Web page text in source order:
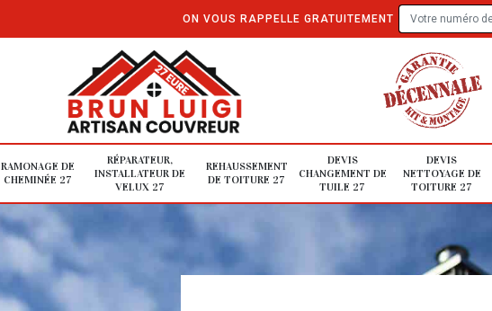
ON VOUS RAPPELLE GRATUITEMENT
RAMONAGE DE
CHEMINÉE 27
RÉPARATEUR,
INSTALLATEUR DE
VELUX 27
REHAUSSEMENT
DE TOITURE 27
DEVIS
CHANGEMENT DE
TUILE 27
DEVIS
NETTOYAGE DE
TOITURE 27